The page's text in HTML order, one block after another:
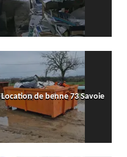
Location de benne 73 Savoie